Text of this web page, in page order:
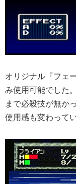
オリジナル『フェ
み使用可能でした
まで必殺技が無か
使用感も変わってい